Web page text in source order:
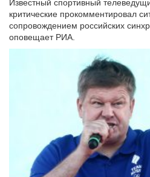
Известный спортивный
критические прокомментировал
сопровождением российских
оповещает РИА.